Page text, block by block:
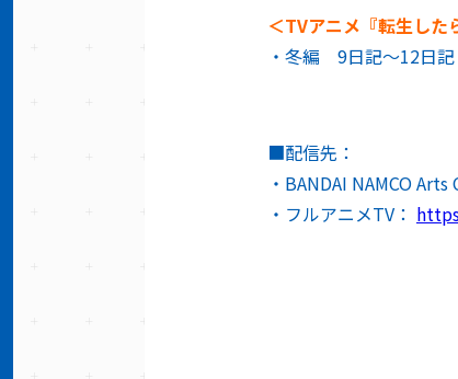
＜TVアニメ『転生した
・冬編 9日記～12日
■配信先：
・BANDAI NAMCO Arts
・フルアニメTV：